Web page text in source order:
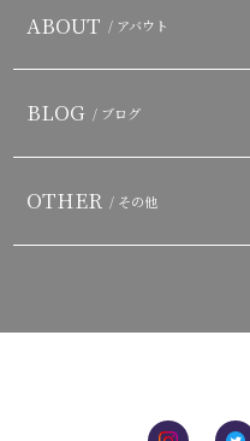
ABOUT / アバウト
BLOG / ブログ
OTHER / その他